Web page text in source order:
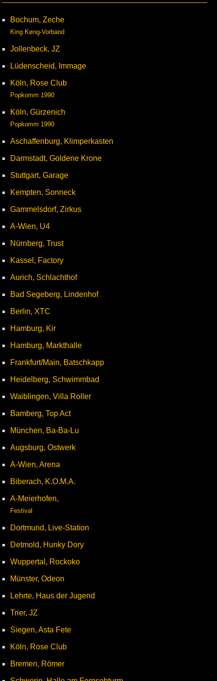
Bochum, Zeche
King Køng-Vorband
Jollenbeck, JZ
Lüdenscheid, Immage
Köln, Rose Club
Popkomm 1990
Köln, Gürzenich
Popkomm 1990
Aschaffenburg, Klimperkasten
Darmstadt, Goldene Krone
Stuttgart, Garage
Kempten, Sonneck
Gammelsdorf, Zirkus
A-Wien, U4
Nürnberg, Trust
Kassel, Factory
Aurich, Schlachthof
Bad Segeberg, Lindenhof
Berlin, XTC
Hamburg, Kir
Hamburg, Markthalle
Frankfurt/Main, Batschkapp
Heidelberg, Schwimmbad
Waiblingen, Villa Roller
Bamberg, Top Act
München, Ba-Ba-Lu
Augsburg, Ostwerk
A-Wien, Arena
Biberach, K.O.M.A.
A-Meierhofen,
Festival
Dortmund, Live-Station
Detmold, Hunky Dory
Wuppertal, Rockoko
Münster, Odeon
Lehrte, Haus der Jugend
Trier, JZ
Siegen, Asta Fete
Köln, Rose Club
Bremen, Römer